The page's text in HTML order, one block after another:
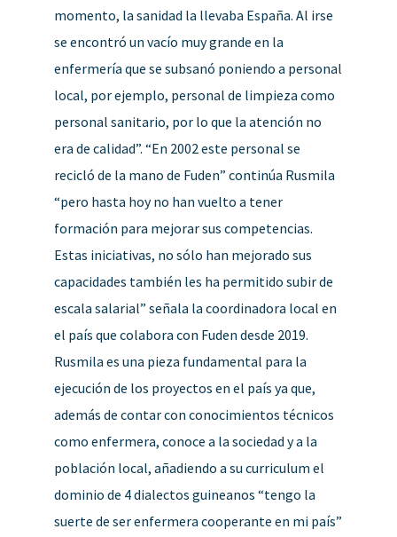
momento, la sanidad la llevaba España. Al irse
se encontró un vacío muy grande en la
enfermería que se subsanó poniendo a personal
local, por ejemplo, personal de limpieza como
personal sanitario, por lo que la atención no
era de calidad”. “En 2002 este personal se
recicló de la mano de Fuden” continúa Rusmila
“pero hasta hoy no han vuelto a tener
formación para mejorar sus competencias.
Estas iniciativas, no sólo han mejorado sus
capacidades también les ha permitido subir de
escala salarial” señala la coordinadora local en
el país que colabora con Fuden desde 2019.
Rusmila es una pieza fundamental para la
ejecución de los proyectos en el país ya que,
además de contar con conocimientos técnicos
como enfermera, conoce a la sociedad y a la
población local, añadiendo a su curriculum el
dominio de 4 dialectos guineanos “tengo la
suerte de ser enfermera cooperante en mi país”